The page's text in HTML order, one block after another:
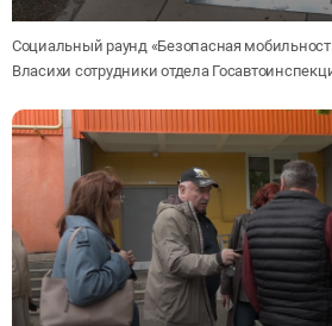
Социальный раунд «Безопасная
Власихи сотрудники отдела